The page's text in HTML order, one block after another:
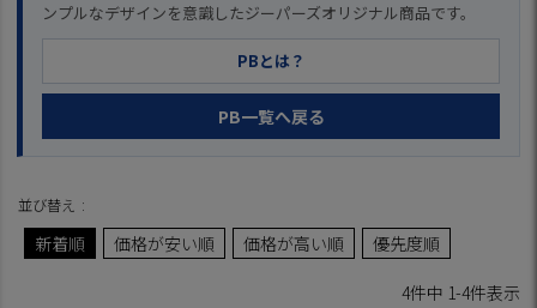
ンプルなデザインを意識したジーパーズオリジナル商品です。
PBとは？
PB一覧へ戻る
並び替え
新着順 価格が安い順 価格が高い順 優先度順
4件中 1-4件表示